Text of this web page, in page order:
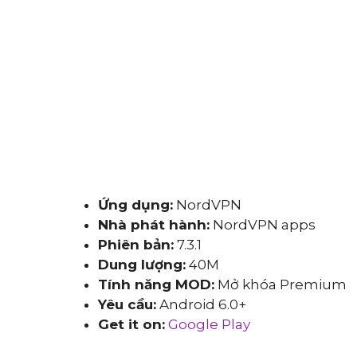
Ứng dụng: NordVPN
Nhà phát hành: NordVPN apps
Phiên bản: 7.3.1
Dung lượng: 40M
Tính năng MOD: Mở khóa Premium
Yêu cầu: Android 6.0+
Get it on: Google Play